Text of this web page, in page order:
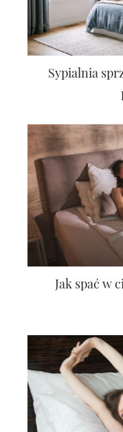
Sypialnia
Jak spać w